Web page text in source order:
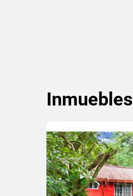
Inmuebles